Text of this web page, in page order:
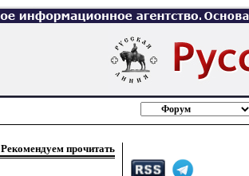
Рекомендуем прочитать